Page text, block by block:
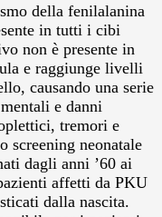
della fenilalanina
in tutti i cibi
non è presente in
e raggiunge livelli
causando una serie
e danni
tremori e
screening neonatale
dagli anni ’60 ai
affetti da PKU
dalla nascita.